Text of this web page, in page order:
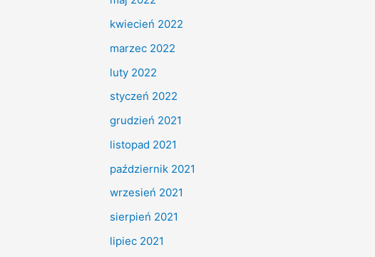
kwiecień 2022
marzec 2022
luty 2022
styczeń 2022
grudzień 2021
listopad 2021
październik 2021
wrzesień 2021
sierpień 2021
lipiec 2021